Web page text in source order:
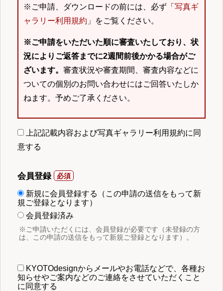
※ご申請、ダウンロードの前には、必ず「 写真ギ
ャラリー利用規約 」をご覧ください。
※ご申請をいただいた順に審査いたしており、状
況によりご返答までに2週間前後かかる場合がご
ざいます。 審査状況や審査期間、審査内容などに
ついての個別のお問い合わせにはご回答いたしか
ねます。予めご了承ください。
上記記載内容および写真ギャラリー利用規約に同
意する
会員登録
新規に会員登録する（この申請の送信をもって新
規ご登録となります）
会員登録済み
※ご申請いただくには、会員登録が必要です（未登録の方
は、この申請の送信をもって新規ご登録となります）。
KYOTOdesignからメールやお電話などで、各種お
知らせやご案内などのご連絡をさせていただくこと
に同意する